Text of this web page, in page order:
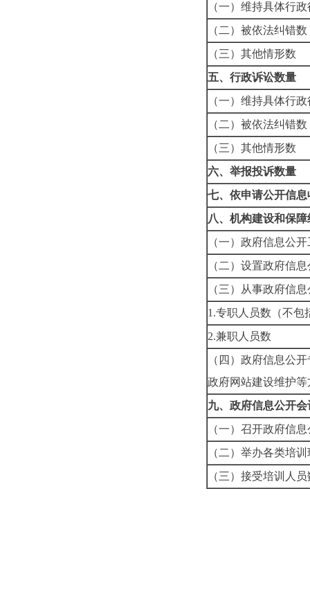
（一）维持具体行
（二）被依法纠错数
（三）其他情形数
五、行政诉讼数量
（一）维持具体行
（二）被依法纠错数
（三）其他情形数
六、举报投诉数量
七、依申请公开信
八、机构建设和保
（一）政府信息公
（二）设置政府信
（三）从事政府信
1.专职人员数（不包
2.兼职人员数
（四）政府信息公
政府网站建设维护
九、政府信息公开
（一）召开政府信
（二）举办各类培
（三）接受培训人员